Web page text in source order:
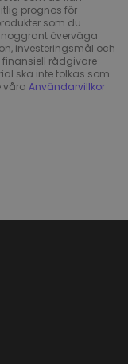
prognos för
som du
noggrant överväga
investeringsmål och
finansiell rådgivare
ska inte tolkas som
våra Användarvillkor